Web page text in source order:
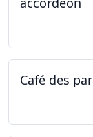
Café des